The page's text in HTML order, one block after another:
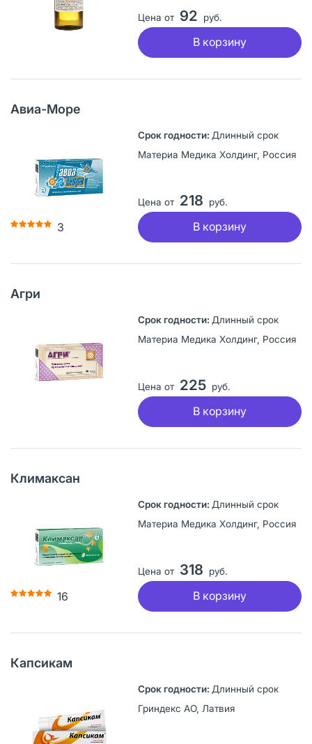
Цена от 92 руб.
В корзину
Авиа-Море
3
Длинный срок
Материа Медика Холдинг, Россия
Цена от 218 руб.
В корзину
Агри
Длинный срок
Материа Медика Холдинг, Россия
Цена от 225 руб.
В корзину
Климаксан
16
Длинный срок
Материа Медика Холдинг, Россия
Цена от 318 руб.
В корзину
Капсикам
Длинный срок
Гриндекс АО, Латвия